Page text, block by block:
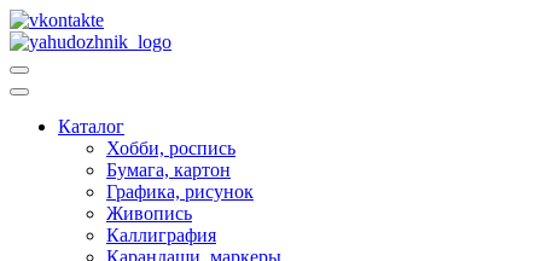
Каталог
Хобби, роспись
Бумага, картон
Графика, рисунок
Живопись
Каллиграфия
Карандаши, маркеры